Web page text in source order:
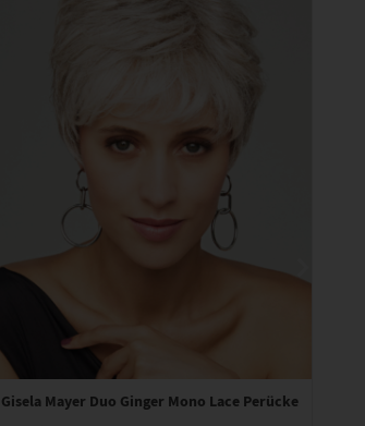
Gisela Mayer Duo Ginger Mono Lace Perücke